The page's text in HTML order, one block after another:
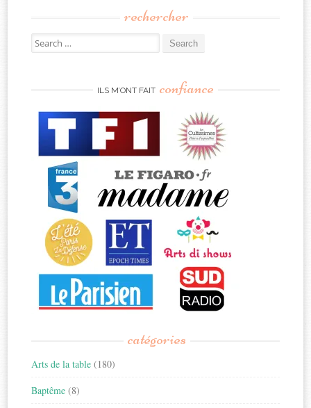
rechercher
Search
for:
ILS M’ONT FAIT confiance
catégories
Arts de la table (180)
Baptême (8)